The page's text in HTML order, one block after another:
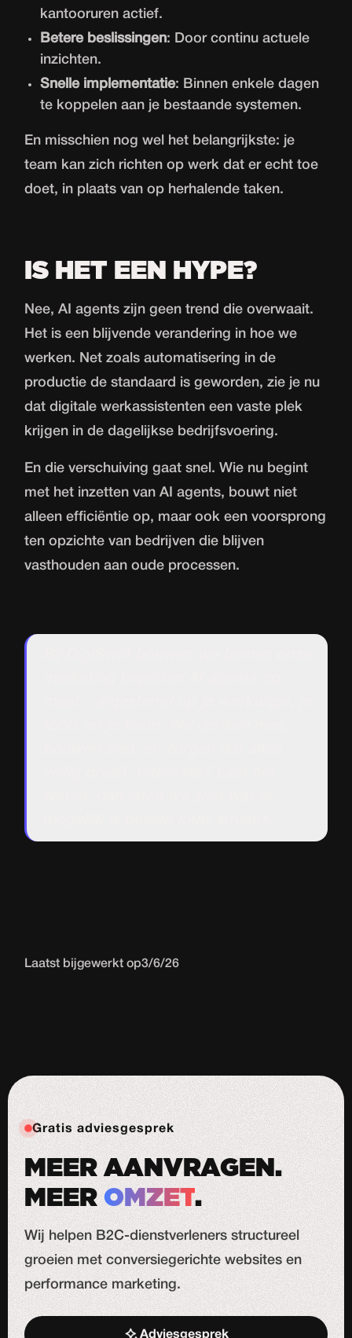
kantooruren actief.
Betere beslissingen: Door continu actuele
inzichten.
Snelle implementatie: Binnen enkele dagen
te koppelen aan je bestaande systemen.
En misschien nog wel het belangrijkste: je
team kan zich richten op werk dat er echt toe
doet, in plaats van op herhalende taken.
IS HET EEN HYPE?
Nee, AI agents zijn geen trend die overwaait.
Het is een blijvende verandering in hoe we
werken. Net zoals automatisering in de
productie de standaard is geworden, zie je nu
dat digitale werkassistenten een vaste plek
krijgen in de dagelijkse bedrijfsvoering.
En die verschuiving gaat snel. Wie nu begint
met het inzetten van AI agents, bouwt niet
alleen efficiëntie op, maar ook een voorsprong
ten opzichte van bedrijven die blijven
vasthouden aan oude processen.
Laatst bijgewerkt op3/6/26
Gratis adviesgesprek
MEER AANVRAGEN.
MEEROMZET.
Wij helpen B2C-dienstverleners structureel
groeien met conversiegerichte websites en
performance marketing.
Adviesgesprek